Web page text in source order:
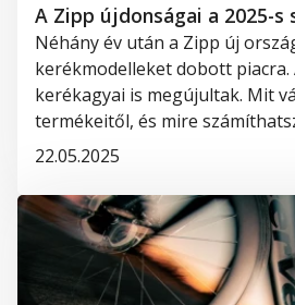
A Zipp újdonságai a 2025-s
Néhány év után a Zipp új
kerékmodelleket dobott piacra.
kerékagyai is megújultak. Mit
termékeitől, és mire
22.05.2025